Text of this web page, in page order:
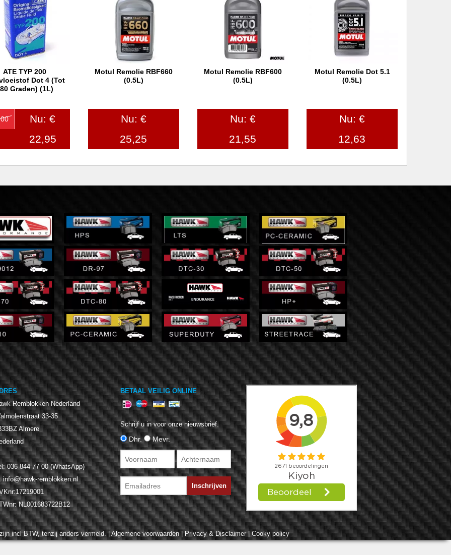
winkelwagen
ATE TYP 200
Dot 4 (tot
Graden) (1L)
Nu: €
22,95
In winkelwagen
Motul Remolie RBF660
(0.5L)
Nu: €
25,25
In winkelwagen
Motul Remolie RBF600
(0.5L)
Nu: €
21,55
In winkelwagen
Motul Remolie Dot 5.1
(0.5L)
Nu: €
12,63
Remblokken Nederland
33-35
Almere
036 844 77 00 (WhatsApp)
info@hawk-remblokken.nl
NL001683722B12
BETAAL VEILIG ONLINE
Schrijf u in voor onze nieuwsbrief.
Dhr. Mevr.
incl BTW, tenzij anders vermeld. |Algemene voorwaarden|Privacy & Disclaimer|Cooky policy